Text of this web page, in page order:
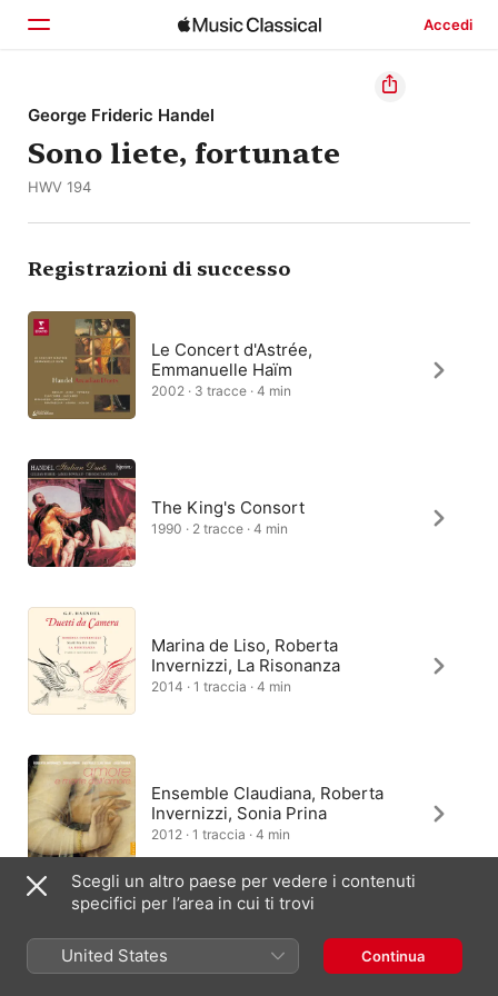
Accedi
Home
Scopri
George Frideric Handel
Sono liete, fortunate
HWV 194
Registrazioni di successo
Le Concert d'Astrée,
Emmanuelle Haïm
2002 · 3 tracce · 4 min
The King's Consort
1990 · 2 tracce · 4 min
Marina de Liso, Roberta
Invernizzi, La Risonanza
2014 · 1 traccia · 4 min
Ensemble Claudiana, Roberta
Invernizzi, Sonia Prina
2012 · 1 traccia · 4 min
Paul Beier
1998 · 3 tracce · 4 min
Scegli un altro paese per vedere i contenuti
specifici per l’area in cui ti trovi
United States Continua